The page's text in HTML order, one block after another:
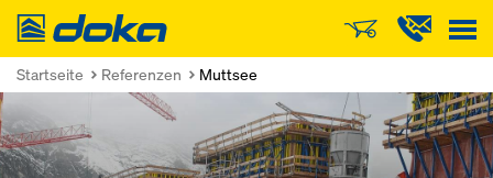
Doka
Startseite Referenzen Muttsee